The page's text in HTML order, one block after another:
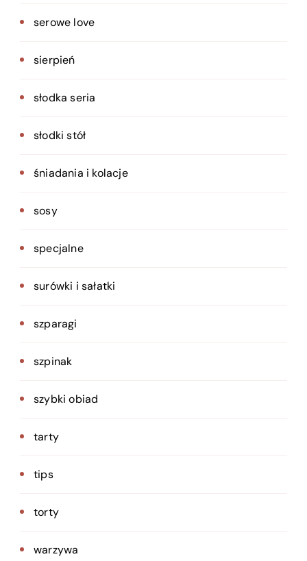
serowe love
sierpień
słodka seria
słodki stół
śniadania i kolacje
sosy
specjalne
surówki i sałatki
szparagi
szpinak
szybki obiad
tarty
tips
torty
warzywa